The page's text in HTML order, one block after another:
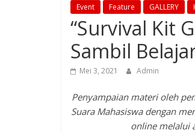
Event Feature GALLERY
“Survival Kit
Sambil
Mei 3, 2021 Admin
Penyampaian materi oleh
Suara Mahasiswa dengan
online melalui